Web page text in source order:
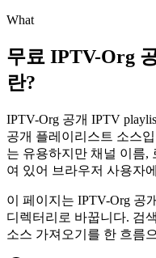
What
무료 IPTV-Org
란?
IPTV-Org 공개 IPTV
공개 플레이리스트 소스
는 유용하지만 채널 이름,
여 있어 브라우저 사용자
이 페이지는 IPTV-Org 공
디렉터리로 바꿉니다. 검
소스 가져오기를 한 흐름